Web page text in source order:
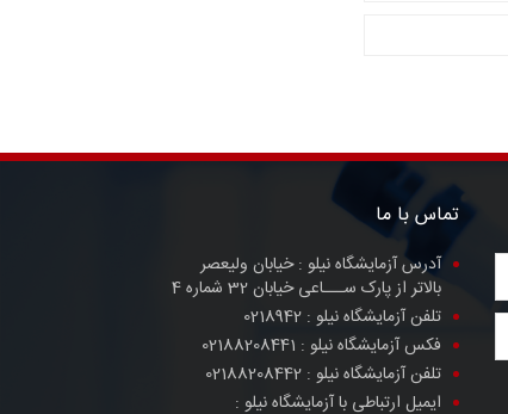
تماس با ما
آدرس آزمایشگاه نیلو :خیابان ولیعصر
بالاتر از پارک ســـاعی خیابان 32 شماره 4
تلفن آزمایشگاه نیلو :0218942
فکس آزمایشگاه نیلو : 02188208441
تلفن آزمایشگاه نیلو :02188208442
ایمیل ارتباطی با آزمایشگاه نیلو :